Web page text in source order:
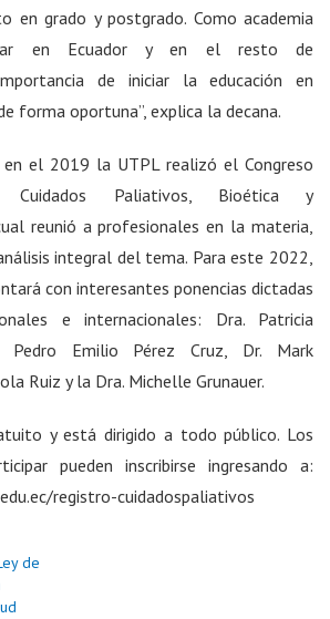
en grado y postgrado. Como academia
en Ecuador y en el resto de
de iniciar la educación en
forma oportuna”, explica la decana.
en el 2019 la UTPL realizó el Congreso
Cuidados Paliativos, Bioética y
reunió a profesionales en la materia,
integral del tema. Para este 2022,
con interesantes ponencias dictadas
e internacionales: Dra. Patricia
Pedro Emilio Pérez Cruz, Dr. Mark
Ruiz y la Dra. Michelle Grunauer.
y está dirigido a todo público. Los
pueden inscribirse ingresando a:
registro-cuidadospaliativos
de